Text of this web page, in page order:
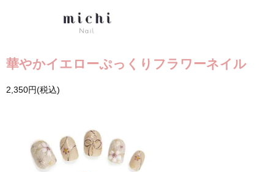
華やかイエローぷっくりフラワーネイル
2,350円(税込)